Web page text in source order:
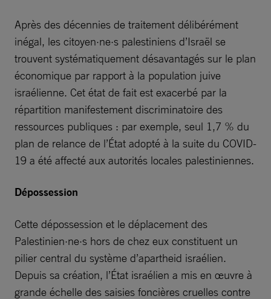
Après des décennies de traitement délibérément
inégal, les citoyen·ne·s palestiniens d’Israël se
trouvent systématiquement désavantagés sur le plan
économique par rapport à la population juive
israélienne. Cet état de fait est exacerbé par la
répartition manifestement discriminatoire des
ressources publiques : par exemple, seul 1,7 % du
plan de relance de l’État adopté à la suite du COVID-
19 a été affecté aux autorités locales palestiniennes.
Dépossession
Cette dépossession et le déplacement des
Palestinien·ne·s hors de chez eux constituent un
pilier central du système d’apartheid israélien.
Depuis sa création, l’État israélien a mis en œuvre à
grande échelle des saisies foncières cruelles contre